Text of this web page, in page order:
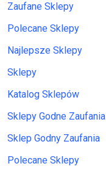
Zaufane Sklepy
Polecane Sklepy
Najlepsze Sklepy
Sklepy
Katalog Sklepów
Sklepy Godne Zaufania
Sklep Godny Zaufania
Polecane Sklepy